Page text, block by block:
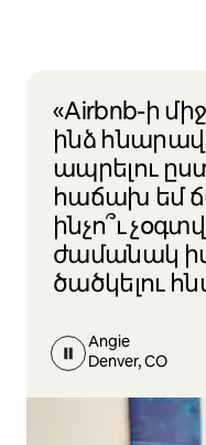
«Airbnb-ի
ինձ
ապրելու
հաճախ եմ
ինչո՞ւ
ժամանակ
ծածկելու
Angie
Denver, CO